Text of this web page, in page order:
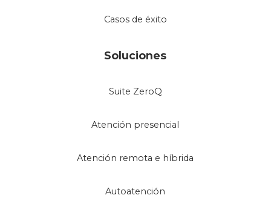
Casos de éxito
Soluciones
Suite ZeroQ
Atención presencial
Atención remota e híbrida
Autoatención